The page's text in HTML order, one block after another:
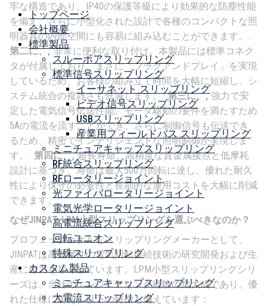
トップページ
会社概要
標準製品
スルーボアスリップリング
標準信号スリップリング
イーサネット スリップリング
ビデオ信号スリップリング
USBスリップリング
産業用フィールドバス スリップリング
ミニチュアキャップスリップリング
RF統合スリップリング
RFロータリージョイント
光ファイバロータリージョイント
電気光学ロータリージョイント
高電流統合スリップリング
回転ユニオン
特殊スリップリング
カスタム製品
ミニチュアキャップスリップリング
大電流スリップリング
牢な構造であり、IP40の保護等級により効果的な防塵性能
を備え、さらに小型化された設計で各種のコンパクトな照
明器具の内部空間にも容易に組み込むことができます。.
第二に、,非常に便利な取り付け。本製品には標準コネク
タが付属しており、まさに「プラグアンドプレイ」を実現
しているため、お客様の組み立て時間を大幅に短縮し、シ
ステム統合の複雑さも低減します。.第三に、,強力で安
定した電気信号伝送性能。モータ駆動の要件を満たすため
5Aの電流を流すことができ、さらに制御信号も伝送でき
るため、精密でインテリジェントな照明制御が実現しま
す。. 第四に、,超長寿命。高精度な貴金属接点と低摩耗
設計に基づき、寿命は最大500万回転に達し、優れた耐久
性により保守の必要性と長期的な運用コストを大幅に削減
できます。.
なぜJINPAT LPM小型スリップリングを選ぶべきなのか？
プロフェッショナルなスリップリングメーカーとして、
JINPATは高信頼性の電気回転接続技術の研究開発および生
産に全力を尽くしています。LPM小型スリップリングシリ
ーズは、当社のエンジニアリング経験の集大成であり、優
れた仕様に加え、以下の特徴も備えています：